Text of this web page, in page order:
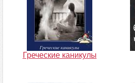
Греческие каникулы